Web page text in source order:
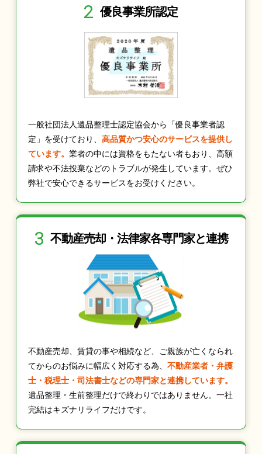
2 優良事業所認定
一般社団法人遺品整理士認定協会から「優良事業者認
定」を受けており、 高品質かつ安心のサービスを提供し
ています。 業者の中には資格をもたない者もおり、高額
請求や不法投棄などのトラブルが発生しています。ぜひ
弊社で安心できるサービスをお受けください。
3 不動産売却・法律家各専門家と連携
不動産売却、賃貸の事や相続など、ご親族が亡くなられ
てからのお悩みに幅広く対応する為、 不動産業者・弁護
士・税理士・司法書士などの専門家と連携しています。
遺品整理・生前整理だけで終わりではありません。一社
完結はキズナリライフだけです。